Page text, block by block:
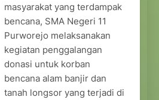
masyarakat yang terdampak
bencana, SMA Negeri 11
Purworejo melaksanakan
kegiatan penggalangan
donasi untuk korban
bencana alam banjir dan
tanah longsor yang terjadi di